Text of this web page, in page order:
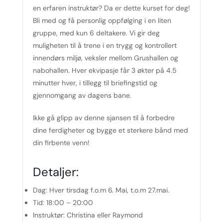
en erfaren instruktør? Da er dette kurset for deg!
Bli med og få personlig oppfølging i en liten
gruppe, med kun 6 deltakere. Vi gir deg
muligheten til å trene i en trygg og kontrollert
innendørs miljø, veksler mellom Grushallen og
nabohallen. Hver ekvipasje får 3 økter på 4.5
minutter hver, i tillegg til briefingstid og
gjennomgang av dagens bane.
Ikke gå glipp av denne sjansen til å forbedre
dine ferdigheter og bygge et sterkere bånd med
din firbente venn!
Detaljer:
Dag: Hver tirsdag f.o.m 6. Mai, t.o.m 27.mai.
Tid: 18:00 – 20:00
Instruktør: Christina eller Raymond